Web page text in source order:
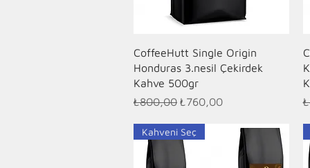
Hızlı Bakış
CoffeeHutt Single Origin
Honduras 3.nesil Çekirdek
Kahve 500gr
Normal Fiyat
₺800,00 İndirimli Fiyat
₺760,00
Kahveni Seç